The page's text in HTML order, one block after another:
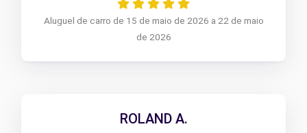
Aluguel de carro de 15 de maio de 2026 a 22 de maio
de 2026
ROLAND A.